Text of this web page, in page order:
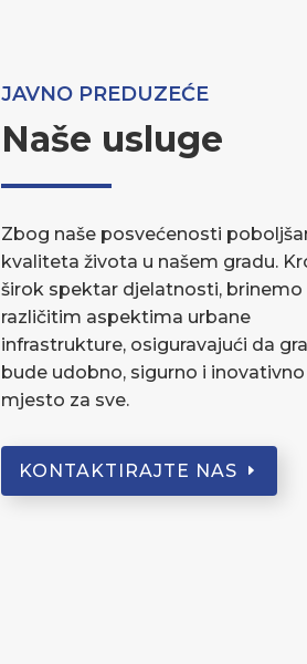
JAVNO PREDUZEĆE
Naše usluge
Zbog naše posvećenosti
kvaliteta života u našem gradu.
širok spektar djelatnosti, brinemo
različitim aspektima urbane
infrastrukture, osiguravajući da
bude udobno, sigurno i inovativno
mjesto za sve.
KONTAKTIRAJTE NAS